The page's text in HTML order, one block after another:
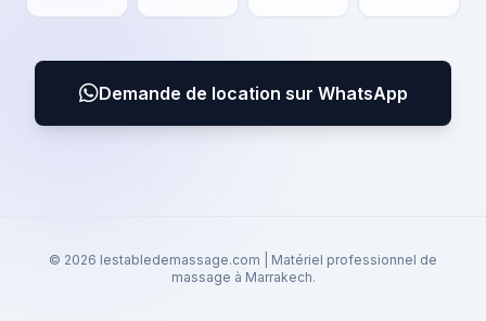
Demande de location sur WhatsApp
© 2026 lestabledemassage.com | Matériel professionnel de
massage à Marrakech.